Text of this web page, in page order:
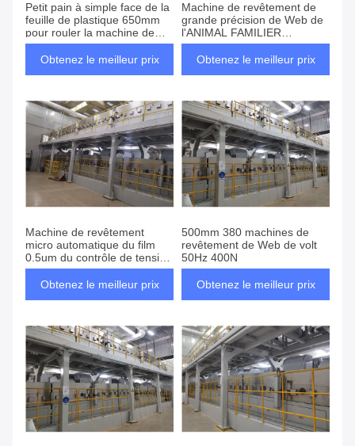
Petit pain à simple face de la
feuille de plastique 650mm
pour rouler la machine de
revêtement
Obtenez le meilleur prix
Machine de revêtement de
grande précision de Web de
l'ANIMAL FAMILIER
1400mm, machine de
revêtement d'électrode
Obtenez le meilleur prix
Machine de revêtement
micro automatique du film
0.5um du contrôle de tension
600mm
Obtenez le meilleur prix
500mm 380 machines de
revêtement de Web de volt
50Hz 400N
Obtenez le meilleur prix